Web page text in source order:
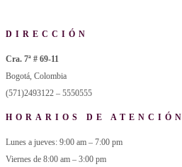
DIRECCIÓN
Cra. 7ª # 69-11
Bogotá, Colombia
(571)2493122 – 5550555
HORARIOS DE ATENCIÓN
Lunes a jueves: 9:00 am – 7:00 pm
Viernes de 8:00 am – 3:00 pm